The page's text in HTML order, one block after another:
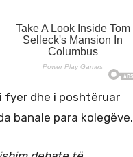
fyer dhe i poshtëruar
banale para kolegëve.